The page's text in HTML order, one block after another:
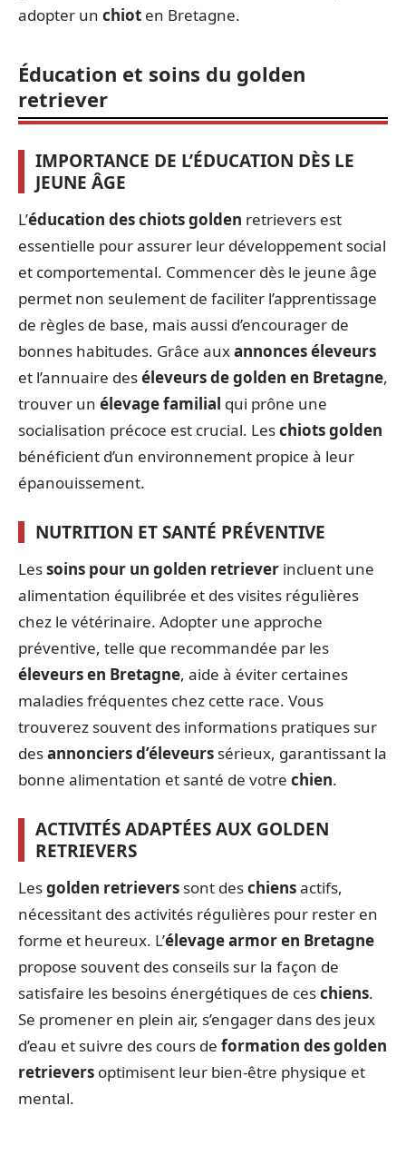
adopter un chiot en Bretagne.
Éducation et soins du golden
retriever
IMPORTANCE DE L’ÉDUCATION DÈS LE
JEUNE ÂGE
L’éducation des chiots golden retrievers est
essentielle pour assurer leur développement social
et comportemental. Commencer dès le jeune âge
permet non seulement de faciliter l’apprentissage
de règles de base, mais aussi d’encourager de
bonnes habitudes. Grâce auxannonces éleveurs
et l’annuaire deséleveurs de golden en Bretagne,
trouver un élevage familial qui prône une
socialisation précoce est crucial. Leschiots golden
bénéficient d’un environnement propice à leur
épanouissement.
NUTRITION ET SANTÉ PRÉVENTIVE
Lessoins pour un golden retriever incluent une
alimentation équilibrée et des visites régulières
chez le vétérinaire. Adopter une approche
préventive, telle que recommandée par les
éleveurs en Bretagne, aide à éviter certaines
maladies fréquentes chez cette race. Vous
trouverez souvent des informations pratiques sur
desannonciers d’éleveurs sérieux, garantissant la
bonne alimentation et santé de votre chien.
ACTIVITÉS ADAPTÉES AUX GOLDEN
RETRIEVERS
Lesgolden retrievers sont deschiensactifs,
nécessitant des activités régulières pour rester en
forme et heureux. L’élevage armor en Bretagne
propose souvent des conseils sur la façon de
satisfaire les besoins énergétiques de ceschiens.
Se promener en plein air, s’engager dans des jeux
d’eau et suivre des cours de formation des golden
retrievers optimisent leur bien-être physique et
mental.